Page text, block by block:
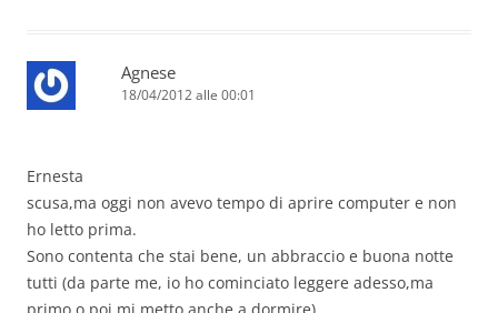
Agnese
18/04/2012 alle 00:01
Ernesta
scusa,ma oggi non avevo tempo di aprire computer e non
ho letto prima.
Sono contenta che stai bene, un abbraccio e buona notte
tutti (da parte me, io ho cominciato leggere adesso,ma